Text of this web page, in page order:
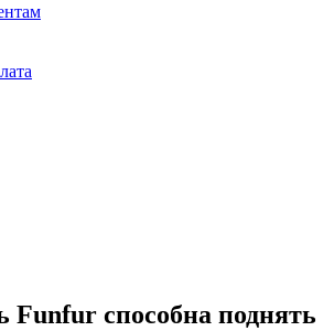
способна поднять